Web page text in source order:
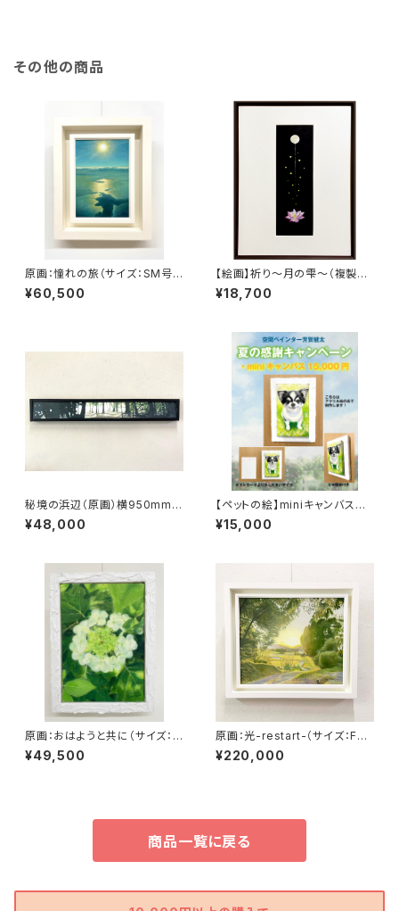
その他の商品
原画：憧れの旅（サイズ：SM号・
額縁外寸：よこ25.8cm×たて3
2.7㎝×奥行4.5㎝）
¥60,500
【絵画】祈り～月の雫～（複製
画）
¥18,700
秘境の浜辺（原画）横950mm×
縦140ｍｍ
¥48,000
【ペットの絵】miniキャンバス制
作（アクリル絵の具・ポストカー
ドサイズ）
¥15,000
原画：おはようと共に（サイズ：S
M号・額縁外寸：よこ25.8cm×
たて32.7㎝×奥行4.5㎝）
¥49,500
原画：光-restart-（サイズ：F8
号（額縁含む縦450mm×横56
0mm×奥行45mm））
¥220,000
商品一覧に戻る